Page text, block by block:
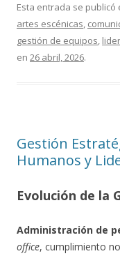
Esta entrada se publicó
artes escénicas,
gestión de equipos,
en 26 abril, 2026.
Gestión
Humanos y
Evolución de la
Administración de
office, cumplimiento